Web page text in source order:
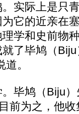
实际上是只
它的近亲在
学和史前物
了毕鸠（Biju
。
鸠（Biju）
前为之，他